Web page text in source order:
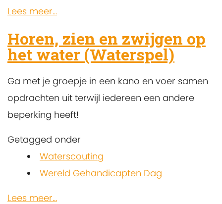
Lees meer...
Horen, zien en zwijgen op
het water (Waterspel)
Ga met je groepje in een kano en voer samen
opdrachten uit terwijl iedereen een andere
beperking heeft!
Getagged onder
Waterscouting
Wereld Gehandicapten Dag
Lees meer...